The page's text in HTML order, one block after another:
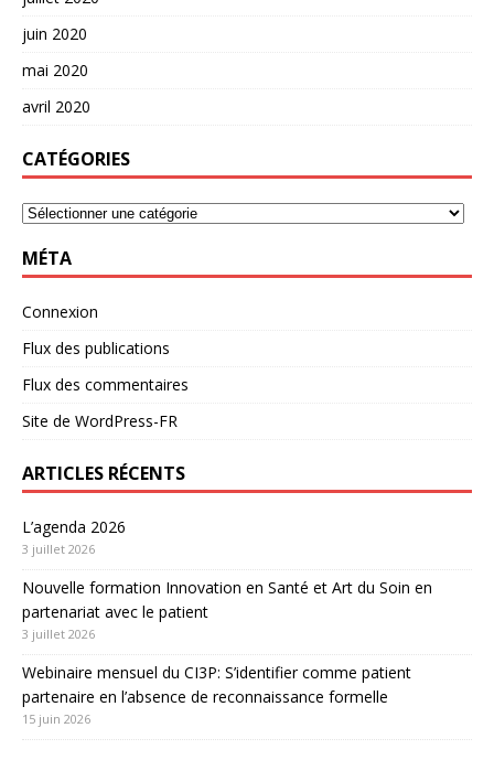
juin 2020
mai 2020
avril 2020
CATÉGORIES
MÉTA
Connexion
Flux des publications
Flux des commentaires
Site de WordPress-FR
ARTICLES RÉCENTS
L’agenda 2026
3 juillet 2026
Nouvelle formation Innovation en Santé et Art du Soin en
partenariat avec le patient
3 juillet 2026
Webinaire mensuel du CI3P: S’identifier comme patient
partenaire en l’absence de reconnaissance formelle
15 juin 2026